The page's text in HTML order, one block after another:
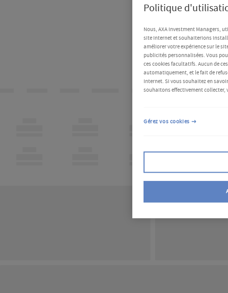
Politique
Nous, AXA Investment Managers,
site Internet et souhaiterions
améliorer votre expérience sur le
publicités personnalisées. Vous
ces cookies facultatifs. Aucun de
automatiquement, et le fait de
Internet. Si vous souhaitez en
souhaitons effectivement collecter,
Gérez vos cookies